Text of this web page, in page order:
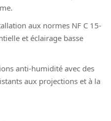
aux normes NF C 15-
et éclairage basse
anti-humidité avec des
aux projections et à la